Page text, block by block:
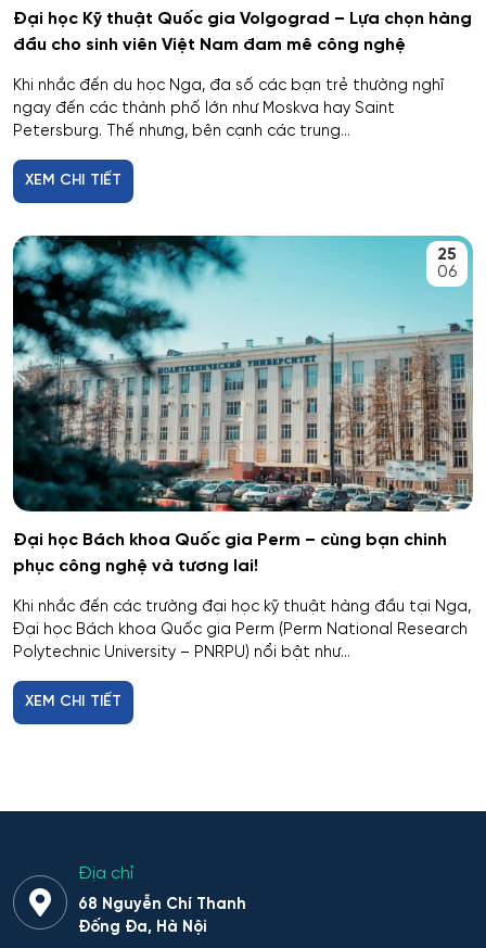
Tyumen
Omsk
Rostov
Tomsk
Krasnoyarsk
Yakutsk
Samara
Tula
Perm
Ufa
Chỉ huy dàn nhạc
trong công nghệ hóa học, hóa dầu và công nghệ sinh
học
Công chứng và hoạt động công chứng
Công nghệ chế biến và khai thác gỗ
Công nghệ Hóa học
Công nghệ in ấn và đóng gói sản xuất
Công nghệ laser
Công nghệ nano và kỹ thuật vi hệ thống
Công nghệ quy trình vận tải
Công nghệ sinh học
Công nghệ sinh thái và Phát triển bền vững
Công nghệ sản phẩm công nghiệp nhẹ
Công nghệ thực phẩm có nguồn gốc thực vật
Công nghệ thực phẩm có nguồn gốc động vật
Đại học Kỹ thuật Quốc gia Volgograd – Lựa chọn hàng
đầu cho sinh viên Việt Nam đam mê công nghệ
Khi nhắc đến du học Nga, đa số các bạn trẻ thường nghĩ
ngay đến các thành phố lớn như Moskva hay Saint
Petersburg. Thế nhưng, bên cạnh các trung...
XEM CHI TIẾT
25
06
Đại học Bách khoa Quốc gia Perm – cùng bạn chinh
phục công nghệ và tương lai!
Khi nhắc đến các trường đại học kỹ thuật hàng đầu tại Nga,
Đại học Bách khoa Quốc gia Perm (Perm National Research
Polytechnic University – PNRPU) nổi bật như...
XEM CHI TIẾT
Địa chỉ
68 Nguyễn Chí Thanh
Đống Đa, Hà Nội